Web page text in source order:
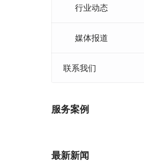
行业动态
媒体报道
联系我们
服务案例
最新新闻